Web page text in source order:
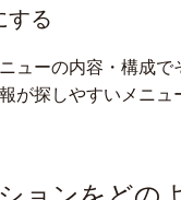
する
ューの内容・構成
が探しやすいメニュ